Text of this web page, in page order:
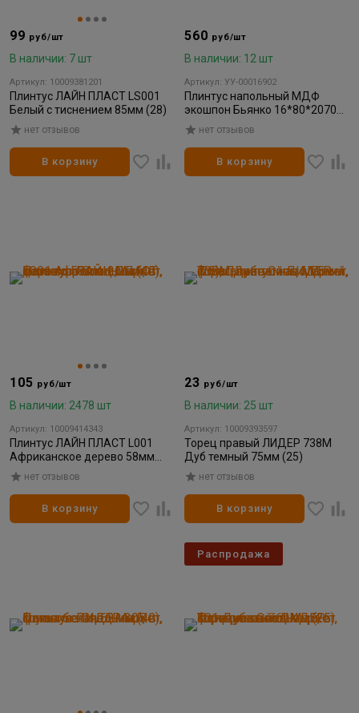
99 руб/шт
В наличии: 7 шт
Артикул: 10009381201
Плинтус ЛАЙН ПЛАСТ LS001
Белый с тиснением 85мм (28)
нет отзывов
В корзину
560 руб/шт
В наличии: 12 шт
Артикул: УУ-00016902
Плинтус напольный МДФ
экошпон Бьянко 16*80*2070
мм (5)нет отзывов
В корзину
105 руб/шт
В наличии: 2478 шт
Артикул: 10009414343
Плинтус ЛАЙН ПЛАСТ L001
Африканское дерево 58мм
2,2м (40)
нет отзывов
В корзину
23 руб/шт
В наличии: 25 шт
Артикул: 10009393597
Торец правый ЛИДЕР 738M
Дуб темный 75мм (25)
нет отзывов
В корзину
Распродажа